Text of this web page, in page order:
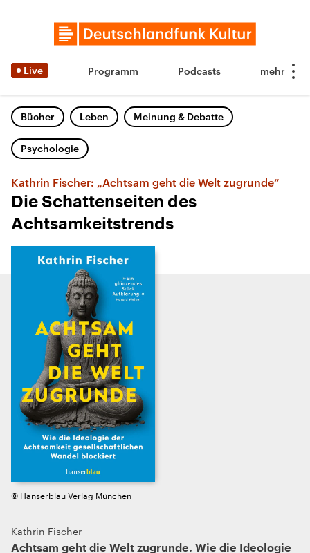
Live Programm Podcasts
Bücher Leben Meinung & Debatte
Psychologie
Kathrin Fischer: „Achtsam geht die Welt zugrunde“
Die Schattenseiten des
Achtsamkeitstrends
© Hanserblau Verlag München
Kathrin Fischer
Achtsam geht die Welt zugrunde. Wie die Ideologie